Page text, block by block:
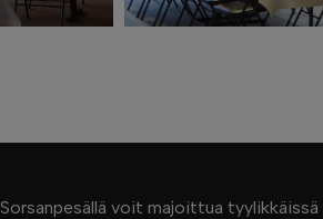
Sorsanpesällä voit majoittua tyylikkäissä